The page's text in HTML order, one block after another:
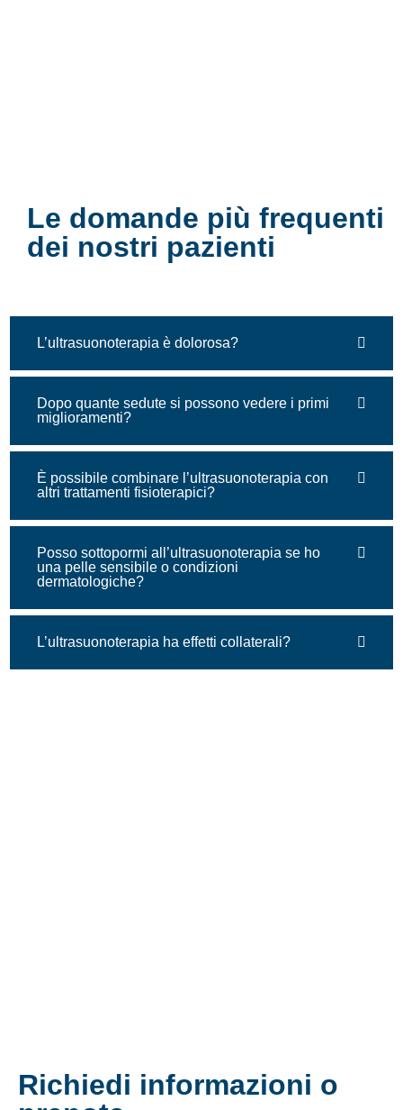
Le domande più frequenti
dei nostri pazienti
L’ultrasuonoterapia è dolorosa?
Dopo quante sedute si possono vedere i primi
miglioramenti?
È possibile combinare l’ultrasuonoterapia con
altri trattamenti fisioterapici?
Posso sottopormi all’ultrasuonoterapia se ho
una pelle sensibile o condizioni
dermatologiche?
L’ultrasuonoterapia ha effetti collaterali?
Richiedi informazioni o